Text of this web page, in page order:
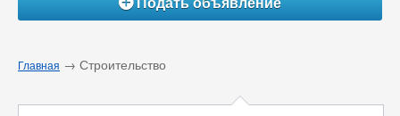
Главная → Строительство